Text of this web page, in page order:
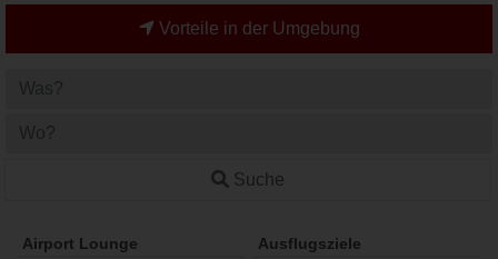
Vorteile in der Umgebung
Suche
Airport Lounge Ausflugsziele